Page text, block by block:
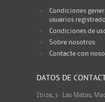
Condiciones
usuarios
Condiciones de
Sobre nosotros
Contacte con
DATOS DE
Ibiza, 3 · Las Matas,